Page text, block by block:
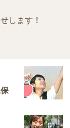
します！